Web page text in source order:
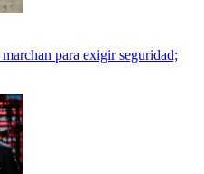
marchan para exigir seguridad;